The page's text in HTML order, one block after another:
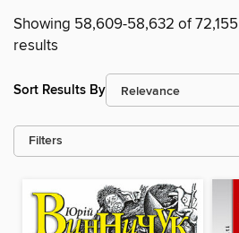
Showing 58,609-58,632 of 72,155
results
Sort Results By
Filters